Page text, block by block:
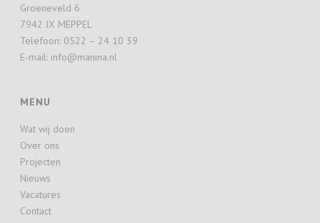
Groeneveld 6
7942 JX MEPPEL
Telefoon: 0522 – 24 10 39
E-mail: info@manina.nl
MENU
Wat wij doen
Over ons
Projecten
Nieuws
Vacatures
Contact